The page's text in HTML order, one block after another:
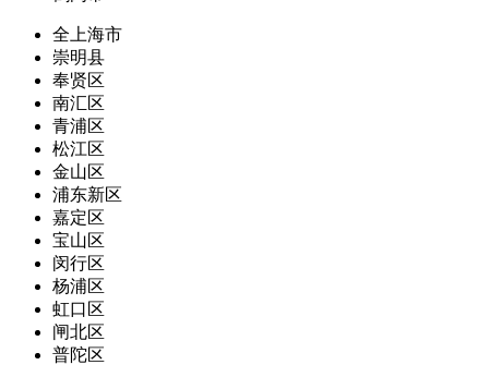
全上海市
崇明县
奉贤区
南汇区
青浦区
松江区
金山区
浦东新区
嘉定区
宝山区
闵行区
杨浦区
虹口区
闸北区
普陀区